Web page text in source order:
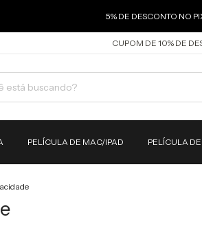
5% DE DESCONTO NO PIX
CUPOM DE 10% DE
PELÍCULA DE MAC/IPAD PELÍCULA